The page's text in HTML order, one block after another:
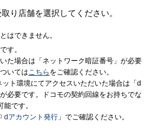
り店舗を選択してください。
はできません。
す。
た場合は「ネットワーク暗証番号」が必要
いてはこちら をご確認ください。
ト環境にてアクセスいただいた場合は「d
必要です。ドコモの契約回線をお持ちでな
です。
dアカウント発行 」でご確認ください。